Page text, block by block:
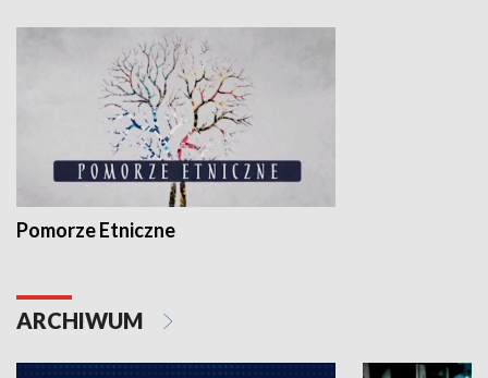
Pomorze Etniczne
ARCHIWUM